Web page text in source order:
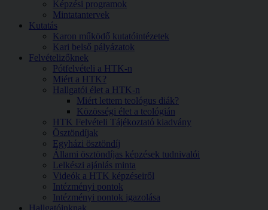
Képzési programok
Mintatantervek
Kutatás
Karon működő kutatóintézetek
Kari belső pályázatok
Felvételizőknek
Pótfelvételi a HTK-n
Miért a HTK?
Hallgatói élet a HTK-n
Miért lettem teológus diák?
Közösségi élet a teológián
HTK Felvételi Tájékoztató kiadvány
Ösztöndíjak
Egyházi ösztöndíj
Állami ösztöndíjas képzések tudnivalói
Lelkészi ajánlás minta
Videók a HTK képzéseiről
Intézményi pontok
Intézményi pontok igazolása
Hallgatóinknak